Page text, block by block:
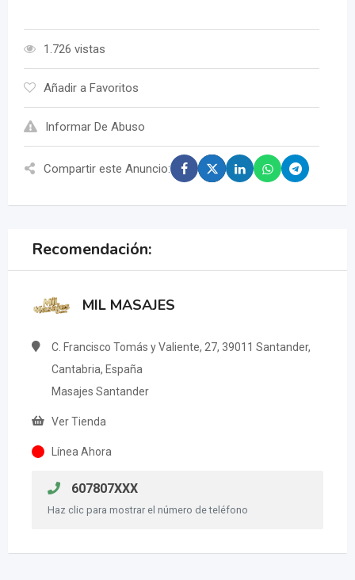
1.726 vistas
Añadir a Favoritos
Informar De Abuso
Compartir este Anuncio:
Recomendación:
MIL MASAJES
C. Francisco Tomás y Valiente, 27, 39011 Santander,
Cantabria, España
Masajes Santander
Ver Tienda
Línea Ahora
607807XXX
Haz clic para mostrar el número de teléfono